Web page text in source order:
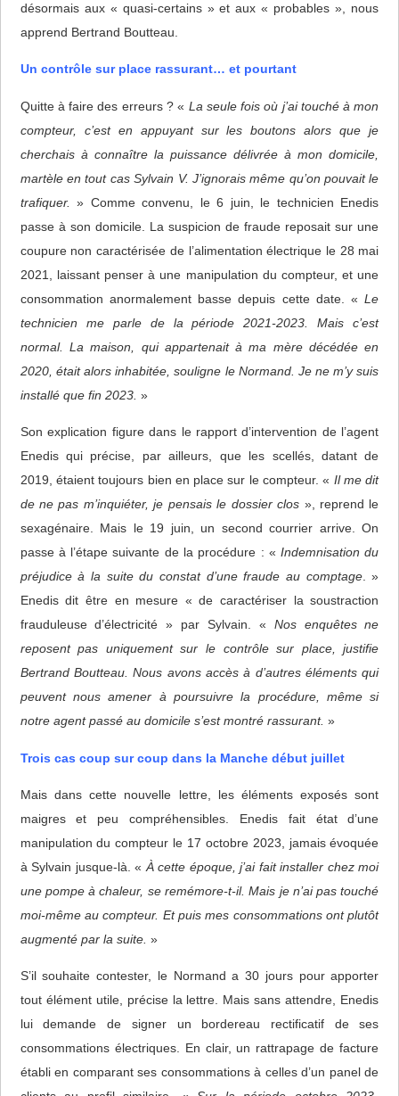
désormais aux « quasi-certains » et aux « probables », nous
apprend Bertrand Boutteau.
Un contrôle sur place rassurant… et pourtant
Quitte à faire des erreurs ? « La seule fois où j’ai touché à mon
compteur, c’est en appuyant sur les boutons alors que je
cherchais à connaître la puissance délivrée à mon domicile,
martèle en tout cas Sylvain V. J’ignorais même qu’on pouvait le
trafiquer.» Comme convenu, le 6 juin, le technicien Enedis
passe à son domicile. La suspicion de fraude reposait sur une
coupure non caractérisée de l’alimentation électrique le 28 mai
2021, laissant penser à une manipulation du compteur, et une
consommation anormalement basse depuis cette date. « Le
technicien me parle de la période 2021-2023. Mais c’est
normal. La maison, qui appartenait à ma mère décédée en
2020, était alors inhabitée, souligne le Normand. Je ne m’y suis
installé que fin 2023. »
Son explication figure dans le rapport d’intervention de l’agent
Enedis qui précise, par ailleurs, que les scellés, datant de
2019, étaient toujours bien en place sur le compteur. « Il me dit
de ne pas m’inquiéter, je pensais le dossier clos », reprend le
sexagénaire. Mais le 19 juin, un second courrier arrive. On
passe à l’étape suivante de la procédure : « Indemnisation du
préjudice à la suite du constat d’une fraude au comptage. »
Enedis dit être en mesure « de caractériser la soustraction
frauduleuse d’électricité » par Sylvain. « Nos enquêtes ne
reposent pas uniquement sur le contrôle sur place, justifie
Bertrand Boutteau. Nous avons accès à d’autres éléments qui
peuvent nous amener à poursuivre la procédure, même si
notre agent passé au domicile s’est montré rassurant. »
Trois cas coup sur coup dans la Manche début juillet
Mais dans cette nouvelle lettre, les éléments exposés sont
maigres et peu compréhensibles. Enedis fait état d’une
manipulation du compteur le 17 octobre 2023, jamais évoquée
à Sylvain jusque-là. « À cette époque, j’ai fait installer chez moi
une pompe à chaleur, se remémore-t-il. Mais je n’ai pas touché
moi-même au compteur. Et puis mes consommations ont plutôt
augmenté par la suite. »
S’il souhaite contester, le Normand a 30 jours pour apporter
tout élément utile, précise la lettre. Mais sans attendre, Enedis
lui demande de signer un bordereau rectificatif de ses
consommations électriques. En clair, un rattrapage de facture
établi en comparant ses consommations à celles d’un panel de